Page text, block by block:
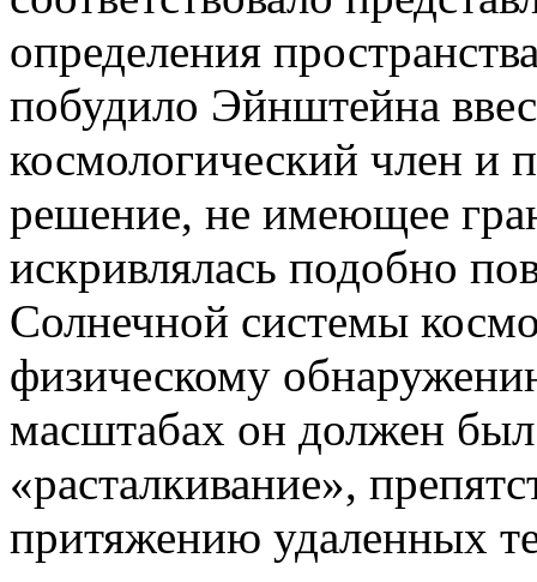
определения
побудило Эйнштейна
космологический член и
решение, не имеющее
искривлялась подобно
Солнечной системы
физическому
масштабах он должен был
«расталкивание»,
притяжению удаленных